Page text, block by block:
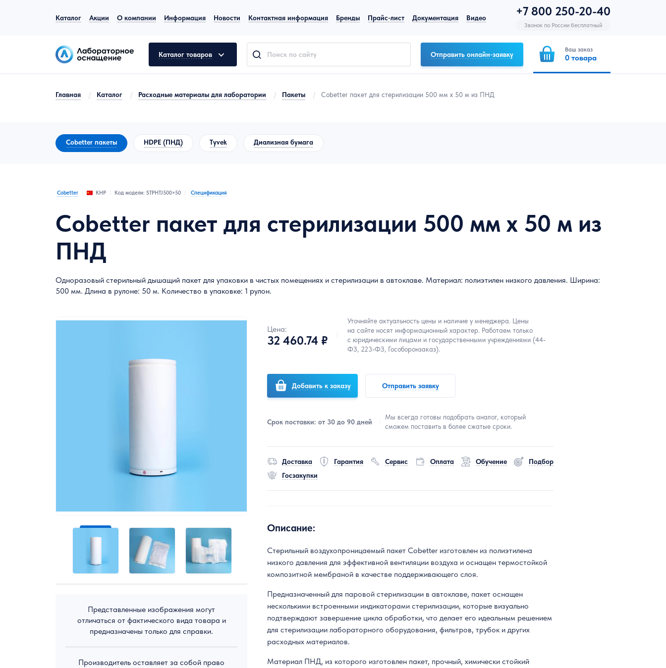
Каталог Акции О компании Информация Новости Контактная информация Бренды Прайс-лист Документация Видео +7 800 250-20-40
Звонок по России бесплатный
Каталог товаров Отправить онлайн-заявку
Ваш заказ
0 товара
Молекулярная биология
Пробоподготовка
Испытательное оборудование
Расходные материалы для лаборатории
Контрольно-измерительное оборудование
Главная / Каталог / Расходные материалы для лаборатории / Пакеты / Cobetter пакет для стерилизации 500 мм x 50 м из ПНД
Cobetter пакеты HDPE (ПНД) Tyvek Диализная бумага
Cobetter КНР Код модели: STPHTJ500×50 Спецификация
Cobetter пакет для стерилизации 500 мм x 50 м из
ПНД
Одноразовый стерильный дышащий пакет для упаковки в чистых помещениях и стерилизации в автоклаве. Материал: полиэтилен низкого давления. Ширина:
500 мм. Длина в рулоне: 50 м. Количество в упаковке: 1 рулон.
Представленные изображения могут
отличаться от фактического вида товара и
предназначены только для справки.
Производитель оставляет за собой право
Цена:
32 460.74 ₽
Уточняйте актуальность цены и наличие у менеджера. Цены
на сайте носят информационный характер. Работаем только
с юридическими лицами и государственными учреждениями (44-
ФЗ, 223-ФЗ, Гособоронзаказ).
Добавить к заказу Отправить заявку
Срок поставки: от 30 до 90 дней
Мы всегда готовы подобрать аналог, который
сможем поставить в более сжатые сроки.
Доставка Гарантия Сервис Оплата Обучение
Подбор
Госзакупки
Описание:
Стерильный воздухопроницаемый пакет Cobetter изготовлен из полиэтилена
низкого давления для эффективной вентиляции воздуха и оснащен термостойкой
композитной мембраной в качестве поддерживающего слоя.
Предназначенный для паровой стерилизации в автоклаве, пакет оснащен
несколькими встроенными индикаторами стерилизации, которые визуально
подтверждают завершение цикла обработки, что делает его идеальным решением
для стерилизации лабораторного оборудования, фильтров, трубок и других
расходных материалов.
Материал ПНД, из которого изготовлен пакет, прочный, химически стойкий